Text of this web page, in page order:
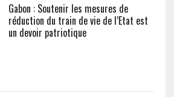
Gabon : Soutenir les mesures de
réduction du train de vie de l’Etat est
un devoir patriotique